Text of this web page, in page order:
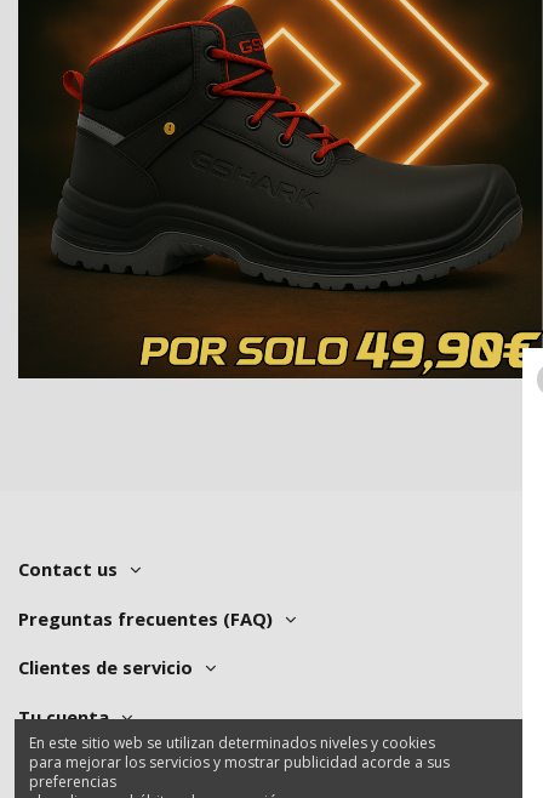
Contact us
Preguntas frecuentes (FAQ)
Clientes de servicio
Tu cuenta
En este sitio web se utilizan determinados niveles y cookies
para mejorar los servicios y mostrar publicidad acorde a sus
preferencias